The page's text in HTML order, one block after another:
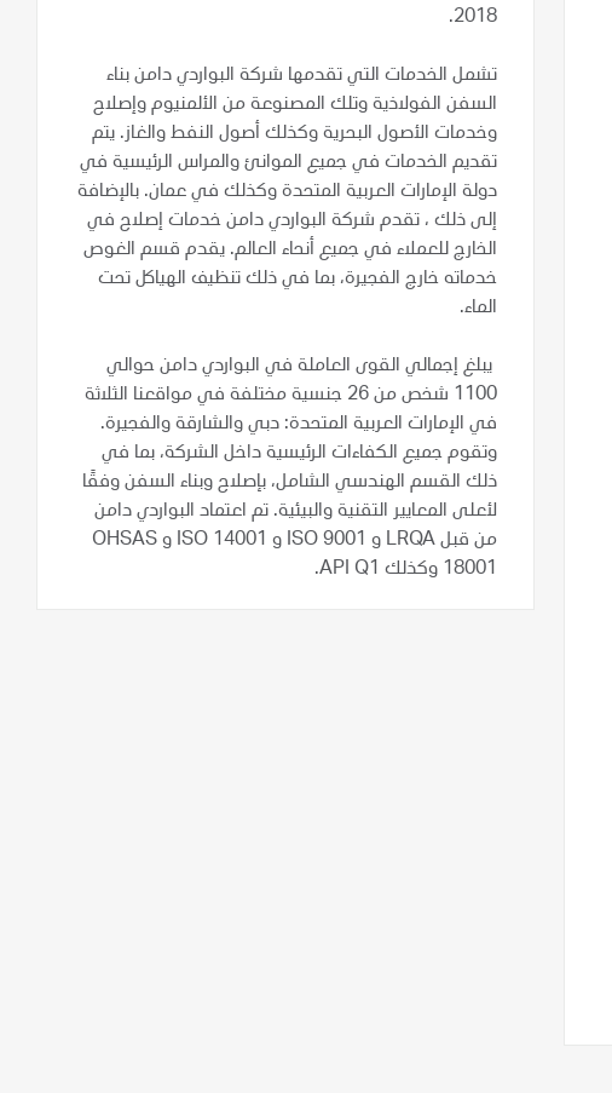
2018.
تشمل الخدمات التي تقدمها شركة البواردي دامن بناء
السفن الفولاذية وتلك المصنوعة من الألمنيوم وإصلاح
وخدمات الأصول البحرية وكذلك أصول النفط والغاز. يتم
تقديم الخدمات في جميع الموانئ والمراس الرئيسية في
دولة الإمارات العربية المتحدة وكذلك في عمان. بالإضافة
إلى ذلك ، تقدم شركة البواردي دامن خدمات إصلاح في
الخارج للعملاء في جميع أنحاء العالم. يقدم قسم الغوص
خدماته خارج الفجيرة، بما في ذلك تنظيف الهياكل تحت
الماء.
يبلغ إجمالي القوى العاملة في البواردي دامن حوالي
1100 شخص من 26 جنسية مختلفة في مواقعنا الثلاثة
في الإمارات العربية المتحدة: دبي والشارقة والفجيرة.
وتقوم جميع الكفاءات الرئيسية داخل الشركة، بما في
ذلك القسم الهندسي الشامل، بإصلاح وبناء السفن وفقًا
لأعلى المعايير التقنية والبيئية. تم اعتماد البواردي دامن
من قبل LRQA و ISO 9001 و ISO 14001 و OHSAS
18001 وكذلك API Q1.